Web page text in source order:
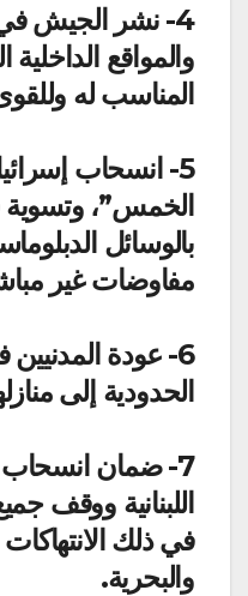
4- نشر الجيش
والمواقع
المناسب له
5- انسحاب
الخمس”، وتسوية
بالوسائل
مفاوضات غير
6- عودة
الحدودية إلى
7- ضمان
اللبنانية ووقف
في ذلك الانتهاكات
والبحرية.